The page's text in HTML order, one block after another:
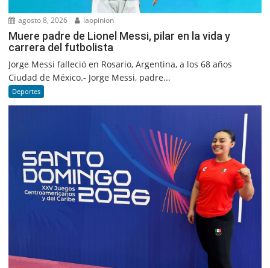
agosto 8, 2026 laopinion
Muere padre de Lionel Messi, pilar en la vida y
carrera del futbolista
Jorge Messi falleció en Rosario, Argentina, a los 68 años
Ciudad de México.- Jorge Messi, padre...
Deportes